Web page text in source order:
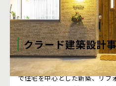
クラード建築設計
⽯川県を拠点に活動する設計事
で住宅を中⼼とした新築、リフ